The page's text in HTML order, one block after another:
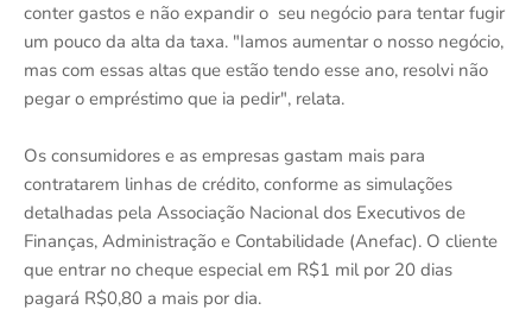
conter gastos e não expandir o seu negócio para tentar fugir
um pouco da alta da taxa. "Iamos aumentar o nosso negócio,
mas com essas altas que estão tendo esse ano, resolvi não
pegar o empréstimo que ia pedir", relata.
Os consumidores e as empresas gastam mais para
contratarem linhas de crédito, conforme as simulações
detalhadas pela Associação Nacional dos Executivos de
Finanças, Administração e Contabilidade (Anefac). O cliente
que entrar no cheque especial em R$1 mil por 20 dias
pagará R$0,80 a mais por dia.